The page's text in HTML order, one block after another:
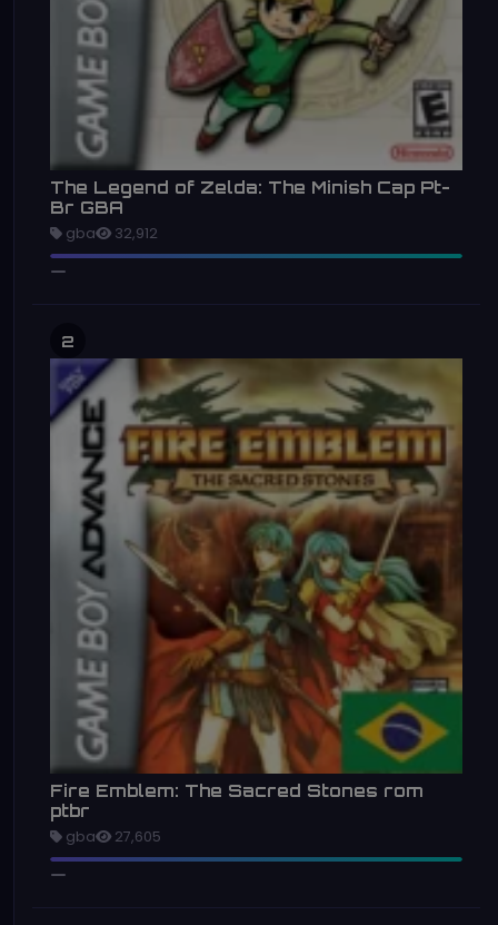
The Legend of Zelda: The Minish Cap Pt-
Br GBA
gba 32,912
2
Fire Emblem: The Sacred Stones rom
ptbr
gba 27,605